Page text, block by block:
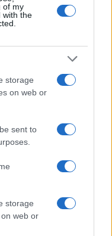
of my
with the
storage
on web or
sent to
storage
web or
hogy
rezsim
arab-amerikai
a Perzsa-